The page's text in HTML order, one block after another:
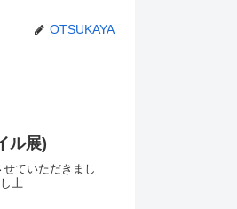
OTSUKAYA
ル展)
ていただきまし
上